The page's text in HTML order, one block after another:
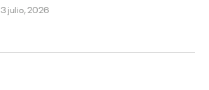
3 julio, 2026